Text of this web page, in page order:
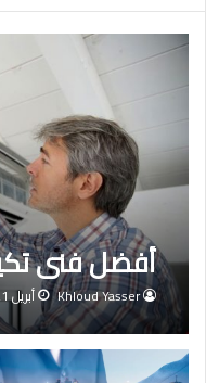
أفضل فنى
Khloud Yasser أبريل 21, 2026